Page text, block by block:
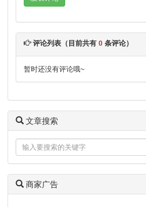
评论列表（目前共有 0 条评论）
暂时还没有评论哦~
文章搜索
商家广告